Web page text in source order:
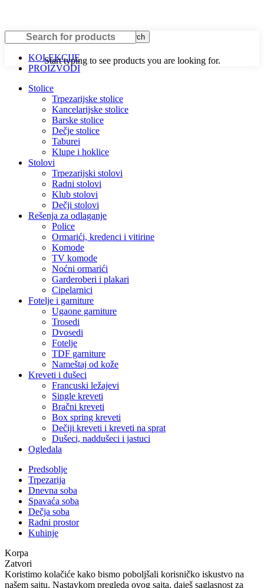
Start typing to see products you are looking for.
Search
KOLEKCIJE
PROIZVODI
Stolice
Trpezarijske stolice
Kancelarijske stolice
Barske stolice
Dečje stolice
Taburei
Klupe i hoklice
Stolovi
Trpezarijski stolovi
Radni stolovi
Klub stolovi
Dečji stolovi
Rešenja za odlaganje
Police
Ormarići, kredenci i vitirine
Komode
TV komode
Noćni ormarići
Garderoberi i plakari
Cipelarnici
Fotelje i garniture
Ugaone garniture
Trosedi
Dvosedi
Fotelje
TDF garniture
Nameštaj od kože
Kreveti i dušeci
Francuski ležajevi
Single kreveti
Bračni kreveti
Box spring kreveti
Dečiji kreveti i kreveti na sprat
Dušeci, naddušeci i jastuci
Ogledala
Predsoblje
Trpezarija
Dnevna soba
Spavaća soba
Dečja soba
Radni prostor
Kuhinje
Koristimo kolačiće kako bismo poboljšali korisničko iskustvo na
našem sajtu. Nastavkom pregleda ovog sajta, daješ saglasnost za